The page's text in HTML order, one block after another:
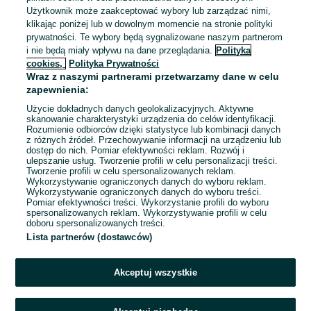
Serce/ 2.99 gram/ 44x Szafir/
od YES
2 999 zł
3 049 zł z Pakietem
Ochronnym
Gdynia, Śródmieście
03 sierpnia 2026
1 ... 33 ... 202
Użytkownik może zaakceptować wybory lub zarządzać nimi,
klikając poniżej lub w dowolnym momencie na stronie polityki
prywatności. Te wybory będą sygnalizowane naszym partnerom
i nie będą miały wpływu na dane przeglądania. Polityka
cookies,
Polityka Prywatności
Wraz z naszymi partnerami przetwarzamy dane w celu
zapewnienia:
Użycie dokładnych danych geolokalizacyjnych. Aktywne
skanowanie charakterystyki urządzenia do celów identyfikacji.
Rozumienie odbiorców dzięki statystyce lub kombinacji danych
z różnych źródeł. Przechowywanie informacji na urządzeniu lub
dostęp do nich. Pomiar efektywności reklam. Rozwój i
ulepszanie usług. Tworzenie profili w celu personalizacji treści.
Tworzenie profili w celu spersonalizowanych reklam.
Wykorzystywanie ograniczonych danych do wyboru reklam.
Wykorzystywanie ograniczonych danych do wyboru treści.
Pomiar efektywności treści. Wykorzystanie profili do wyboru
spersonalizowanych reklam. Wykorzystywanie profili w celu
doboru spersonalizowanych treści.
Lista partnerów (dostawców)
Akceptuj wszystkie